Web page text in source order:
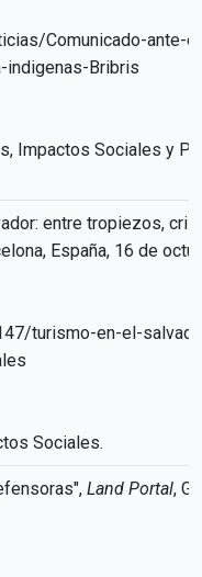
Comunicado-ante-
Bribris
Impactos Sociales y
entre tropiezos,
España, 16 de
turismo-en-el-
Sociales.
Land Portal,